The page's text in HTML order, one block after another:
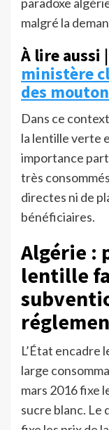
malgré la
À lire aussi |
ministère
des
Dans ce
la lentille verte
importance
très
directes ni de
bénéficiaires.
Algérie :
lentille
L’État encadre
large
mars 2016 fixe
sucre blanc. Le